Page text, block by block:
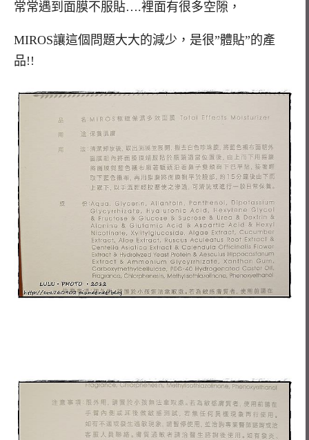
常常遇到面膜不服貼….裡面有很多空隙，
MIROS讓這個問題大大的減少，是很”體貼”的產
品!!